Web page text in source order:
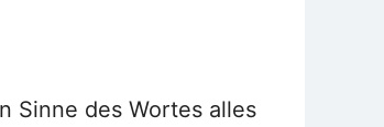
Sinne des Wortes alles